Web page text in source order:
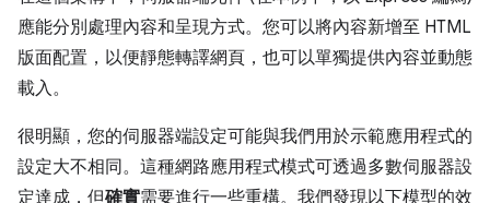
應能分別處理內容和呈現方式。您可以將內容新增至 HTML
版面配置，以便靜態轉譯網頁，也可以單獨提供內容並動態
載入。
很明顯，您的伺服器端設定可能與我們用於示範應用程式的
設定大不相同。這種網路應用程式模式可透過多數伺服器設
定達成，但確實需要進行一些重構。我們發現以下模型的效